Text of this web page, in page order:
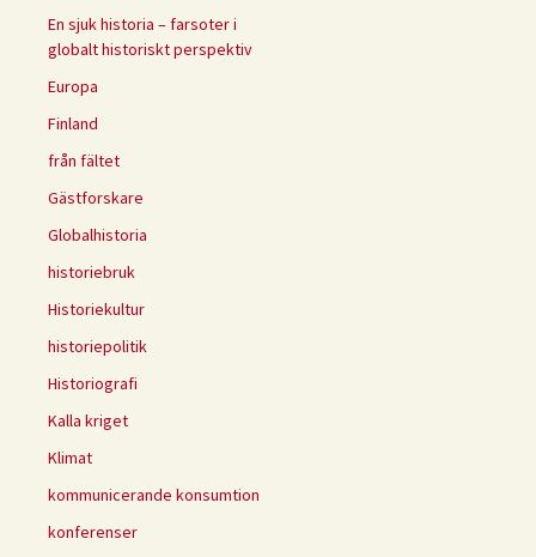
En sjuk historia – farsoter i
globalt historiskt perspektiv
Europa
Finland
från fältet
Gästforskare
Globalhistoria
historiebruk
Historiekultur
historiepolitik
Historiografi
Kalla kriget
Klimat
kommunicerande konsumtion
konferenser